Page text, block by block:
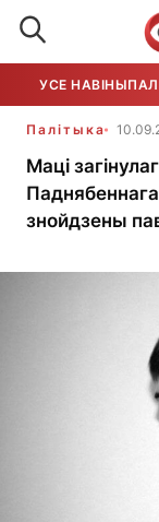
УСЕ НАВІНЫ
Палітыка
Маці
знойдзены